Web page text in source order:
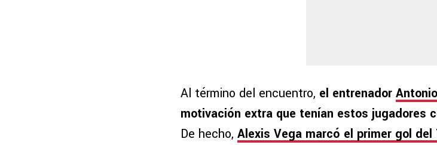
Al término del encuentro, el entrenador
motivación extra que tenían estos jugadores
De hecho, Alexis Vega marcó el primer gol